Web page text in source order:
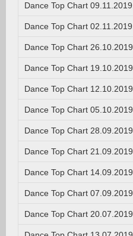
Dance Top Chart 09.11.2019.
Dance Top Chart 02.11.2019.
Dance Top Chart 26.10.2019.
Dance Top Chart 19.10.2019.
Dance Top Chart 12.10.2019.
Dance Top Chart 05.10.2019.
Dance Top Chart 28.09.2019.
Dance Top Chart 21.09.2019.
Dance Top Chart 14.09.2019.
Dance Top Chart 07.09.2019.
Dance Top Chart 20.07.2019.